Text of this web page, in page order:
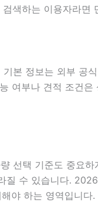
색하는 이용자라
본 정보는 외부 공
여부나 견적 조건
선택 기준도 중요
질 수 있습니다.
야 하는 영역입니